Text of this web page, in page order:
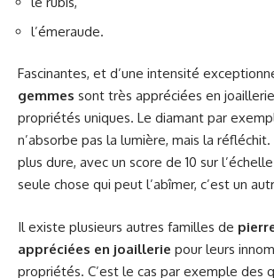
l’émeraude.
Fascinantes, et d’une intensité
gemmes sont très appréciées en
propriétés uniques. Le diamant par
n’absorbe pas la lumière, mais la réfléchit.
plus dure, avec un score de 10 sur
seule chose qui peut l’abîmer, c’est un
Il existe plusieurs autres familles de
appréciées en joaillerie pour leurs
propriétés. C’est le cas par exemple des